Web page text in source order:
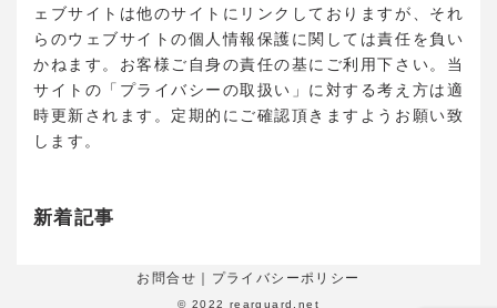
ェブサイトは他のサイトにリンクしておりますが、それ
らのウェブサイトの個人情報保護に関しては責任を負い
かねます。お客様ご自身の責任の基にご利用下さい。当
サイトの「プライバシーの取扱い」に対する考え方は適
時更新されます。定期的にご確認頂きますようお願い致
します。
新着記事
お問合せ プライバシーポリシー
©︎ 2022 rearguard.net